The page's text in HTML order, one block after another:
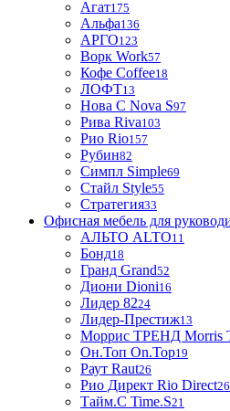
Агат175
Альфа136
АРГО123
Ворк Work57
Кофе Coffee18
ЛОФТ13
Нова С Nova S97
Рива Riva103
Рио Rio157
Рубин82
Симпл Simple69
Стайл Style55
Стратегия33
Офисная мебель для
АЛЬТО ALTO11
Бонд18
Гранд Grand52
Диони Dioni16
Лидер 8224
Лидер-Престиж13
Моррис ТРЕНД Morris
Он.Топ On.Top19
Раут Raut26
Рио Директ Rio Direct26
Тайм.С Time.S21